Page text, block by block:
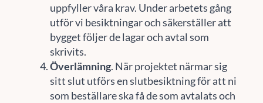
uppfyller våra krav. Under arbetets gång
utför vi besiktningar och säkerställer att
bygget följer de lagar och avtal som
skrivits.
Överlämning. När projektet närmar sig
sitt slut utförs en slutbesiktning för att ni
som beställare ska få de som avtalats och